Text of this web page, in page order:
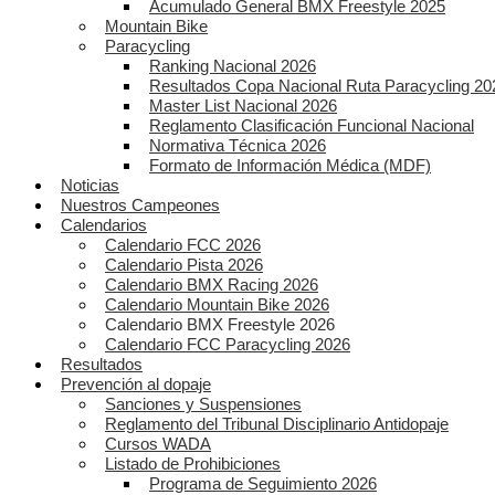
Acumulado General BMX Freestyle 2025
Mountain Bike
Paracycling
Ranking Nacional 2026
Resultados Copa Nacional Ruta Paracycling
Master List Nacional 2026
Reglamento Clasificación Funcional Nacional
Normativa Técnica 2026
Formato de Información Médica (MDF)
Noticias
Nuestros Campeones
Calendarios
Calendario FCC 2026
Calendario Pista 2026
Calendario BMX Racing 2026
Calendario Mountain Bike 2026
Calendario BMX Freestyle 2026
Calendario FCC Paracycling 2026
Resultados
Prevención al dopaje
Sanciones y Suspensiones
Reglamento del Tribunal Disciplinario Antidopaje
Cursos WADA
Listado de Prohibiciones
Programa de Seguimiento 2026